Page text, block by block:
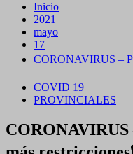
Inicio
2021
mayo
17
CORONAVIRUS –
COVID 19
PROVINCIALES